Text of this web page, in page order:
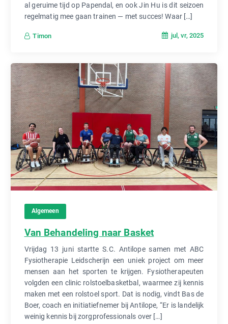
al geruime tijd op Papendal, en ook Jin Hu is dit seizoen
regelmatig mee gaan trainen — met succes! Waar […]
Timon jul, vr, 2025
Algemeen
Van Behandeling naar Basket
Vrijdag 13 juni startte S.C. Antilope samen met ABC
Fysiotherapie Leidscherijn een uniek project om meer
mensen aan het sporten te krijgen. Fysiotherapeuten
volgden een clinic rolstoelbasketbal, waarmee zij kennis
maken met een rolstoel sport. Dat is nodig, vindt Bas de
Boer, coach en initiatiefnemer bij Antilope, “Er is landelijk
weinig kennis bij zorgprofessionals over […]